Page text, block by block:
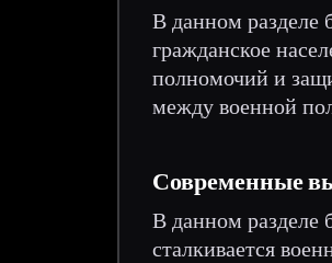
В данном разделе
гражданское
полномочий и
между военной
Современные
В данном разделе
сталкивается